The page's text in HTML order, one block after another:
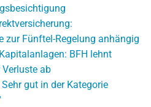
zur Fünftel-Regelung anhängig
BFH lehnt
ab
gut in der Kategorie